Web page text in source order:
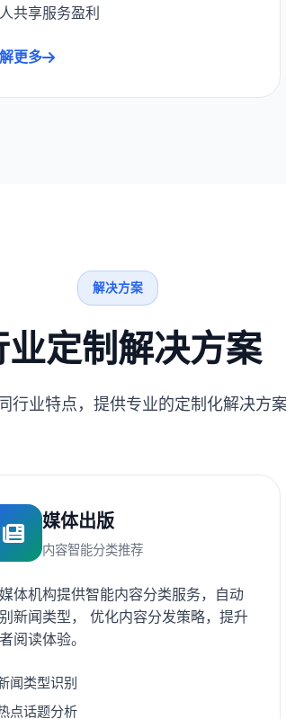
共享服务盈利
更多
解决方案
业定制解决方案
行业特点，提供专业的定制化解决方案
媒体出版
内容智能分类推荐
体机构提供智能内容分类服务，自动
新闻类型， 优化内容分发策略，提升
阅读体验。
闻类型识别
点话题分析